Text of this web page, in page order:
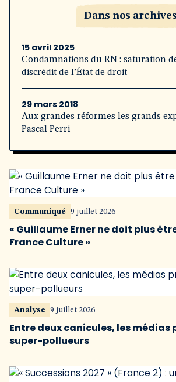
Dans nos archives
15 avril 2025
Condamnations du RN : saturation
discrédit de l’État de droit
29 mars 2018
Aux grandes réformes les grands
Pascal Perri
Communiqué 9 juillet 2026
« Guillaume Erner ne doit plus
France Culture »
Analyse 9 juillet 2026
Entre deux canicules, les médias
super-pollueurs